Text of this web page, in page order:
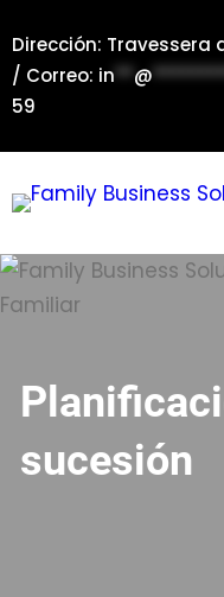
Dirección: Travessera
/ Correo: in**@
59
sucesión